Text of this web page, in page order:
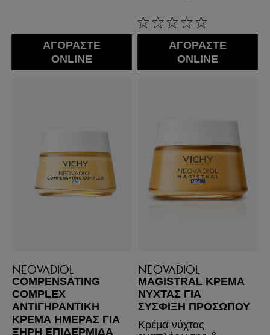
ΑΓΟΡΑΣΤΕ
ONLINE
0/5
ΑΓΟΡΑΣΤΕ
ONLINE
NEOVADIOL
COMPENSATING
COMPLEX
ΑΝΤΙΓΗΡΑΝΤΙΚΉ
ΚΡΈΜΑ ΗΜΈΡΑΣ ΓΙΑ
ΞΗΡΉ ΕΠΙΔΕΡΜΊΔΑ
NEOVADIOL
MAGISTRAL ΚΡΈΜΑ
ΝΎΧΤΑΣ ΓΙΑ
ΣΎΣΦΙΞΗ ΠΡΟΣΏΠΟΥ
Κρέμα νύχτας